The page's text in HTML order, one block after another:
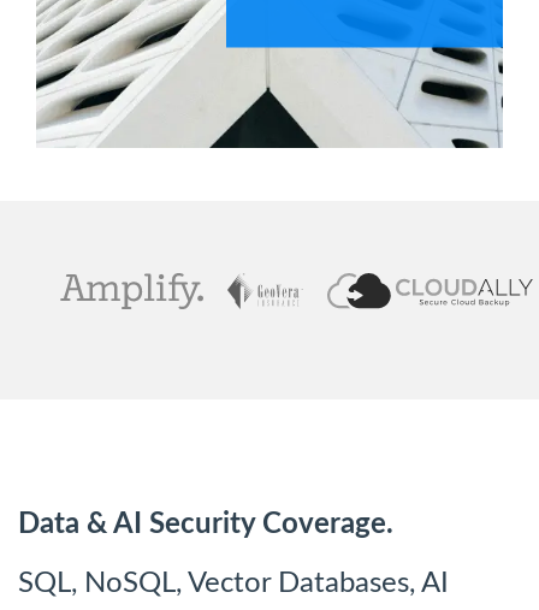
Data & AI Security Coverage.
SQL, NoSQL, Vector Databases, AI